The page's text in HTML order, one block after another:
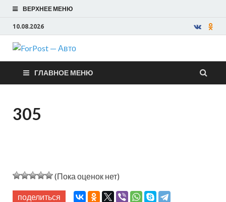
ВЕРХНЕЕ МЕНЮ
10.08.2026
ForPost —
Авто
ГЛАВНОЕ МЕНЮ
305
(Пока оценок нет)
поделиться